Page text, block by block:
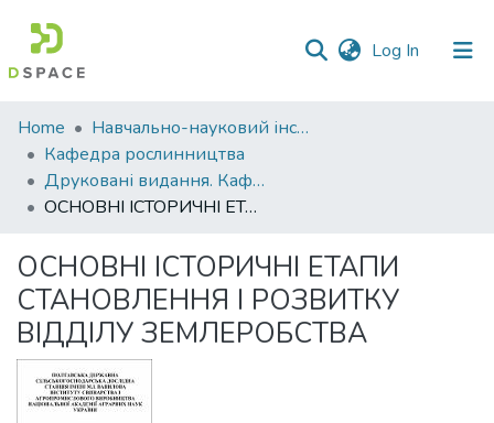
Log In (current)
Communities
&
Collections
Statistics
Home
Навчально-науковий інститут агротехнологій, селекції та екології
Кафедра рослинництва
Друковані видання. Кафедра рослинництва
ОСНОВНІ ІСТОРИЧНІ ЕТАПИ СТАНОВЛЕННЯ І РОЗВИТКУ ВІДДІЛУ ЗЕМЛЕРОБСТВА
ОСНОВНІ ІСТОРИЧНІ ЕТАПИ
СТАНОВЛЕННЯ І РОЗВИТКУ
ВІДДІЛУ ЗЕМЛЕРОБСТВА